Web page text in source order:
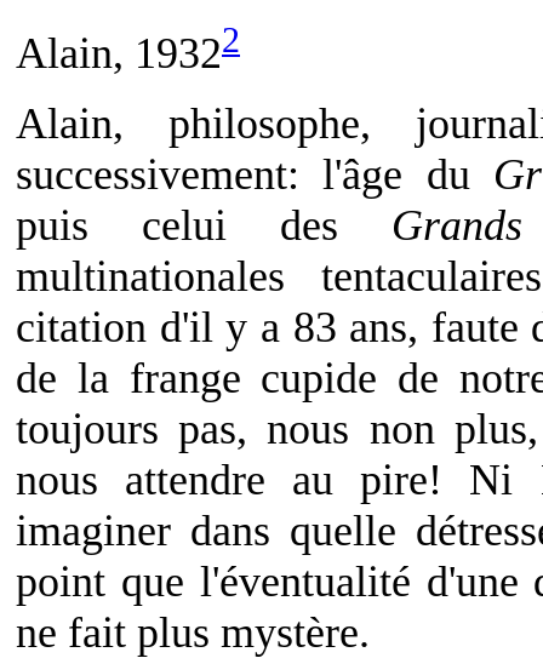
Alain, 19322
Alain, philosophe,
successivement: l'âge du
puis celui des
multinationales
citation d'il y a 83 ans, faute
de la frange cupide de
toujours pas, nous non
nous attendre au pire!
imaginer dans quelle
point que l'éventualité d'une
ne fait plus mystère.